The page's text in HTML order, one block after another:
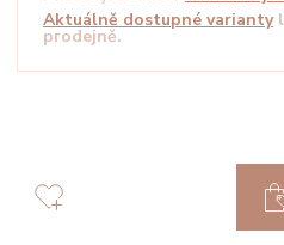
Aktuálně dostupné varianty
prodejně.